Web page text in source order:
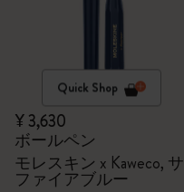
Quick Shop
¥ 3,630
ボールペン
モレスキン x Kaweco, サ
ファイアブルー